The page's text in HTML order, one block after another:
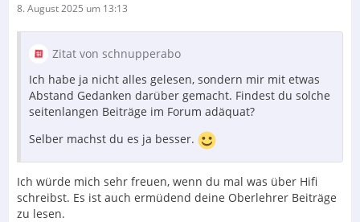
8. August 2025 um 13:13
Zitat von schnupperabo
Ich habe ja nicht alles gelesen, sondern mir mit etwas
Abstand Gedanken darüber gemacht. Findest du solche
seitenlangen Beiträge im Forum adäquat?
Selber machst du es ja besser.
Ich würde mich sehr freuen, wenn du mal was über Hifi
schreibst. Es ist auch ermüdend deine Oberlehrer Beiträge
zu lesen.